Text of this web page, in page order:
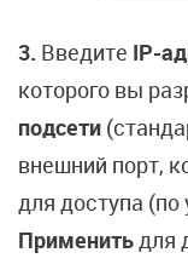
3. Введите IP-
которого вы
подсети
внешний порт,
для доступа
Применить для